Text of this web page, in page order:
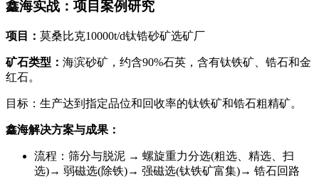
鑫海实战：项目案例研究
项目： 莫桑比克10000t/d钛锆砂矿选矿厂
矿石类型： 海滨砂矿，约含90%石英，含有钛铁矿、锆石和金
红石。
目标：生产达到指定品位和回收率的钛铁矿和锆石粗精矿。
鑫海解决方案与成果：
流程：筛分与脱泥 → 螺旋重力分选(粗选、精选、扫
选)→ 弱磁选(除铁)→ 强磁选(钛铁矿富集)→ 锆石回路